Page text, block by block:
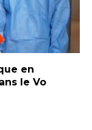
en
le Vo